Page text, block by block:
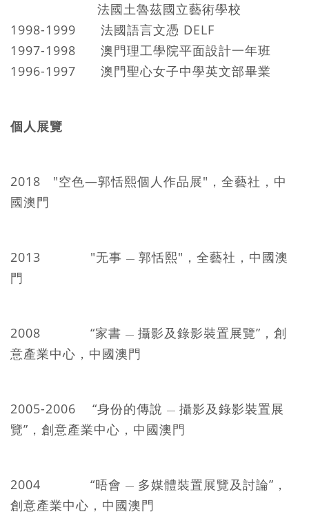
法國土魯茲國立藝術學校
1998-1999 法國語言文憑 DELF
1997-1998 澳門理工學院平面設計一年班
1996-1997 澳門聖心女子中學英文部畢業
個人展覽
2018 "空色—郭恬熙個人作品展"，全藝社，中
國澳門
2013 "无事 — 郭恬熙"，全藝社，中國澳
門
2008 “家書 — 攝影及錄影裝置展覽”，創
意產業中心，中國澳門
2005-2006 “身份的傳說 — 攝影及錄影裝置展
覽”，創意產業中心，中國澳門
2004 “晤會 — 多媒體裝置展覽及討論”，
創意產業中心，中國澳門